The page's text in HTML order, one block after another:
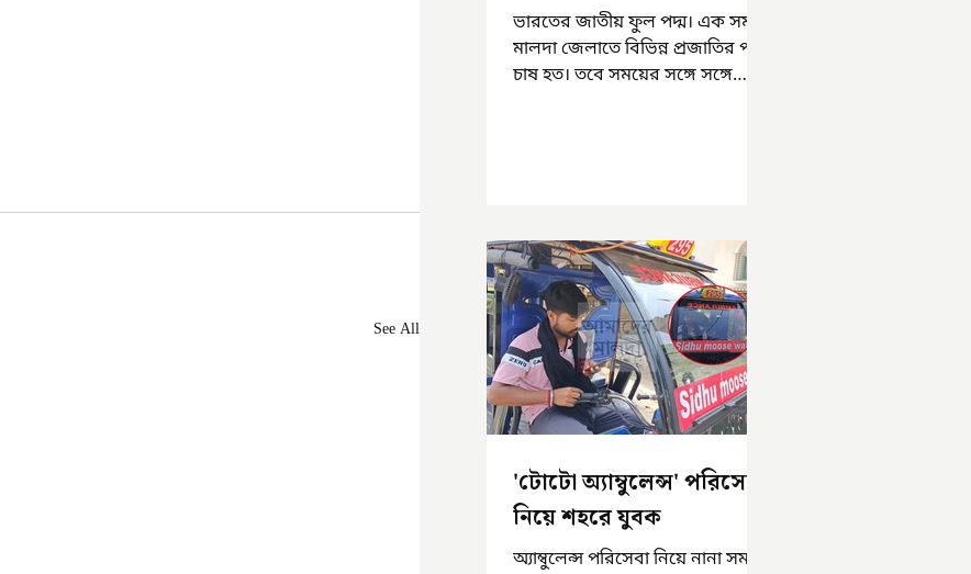
See All
ভারতের জাতীয় ফুল পদ্ম। এক সময়
মালদা জেলাতে বিভিন্ন প্রজাতির পদ্ম
চাষ হত। তবে সময়ের সঙ্গে সঙ্গে
'টোটো অ্যাম্বুলেন্স' পরিসেবা
নিয়ে শহরে যুবক
অ্যাম্বুলেন্স পরিসেবা নিয়ে নানা সময়